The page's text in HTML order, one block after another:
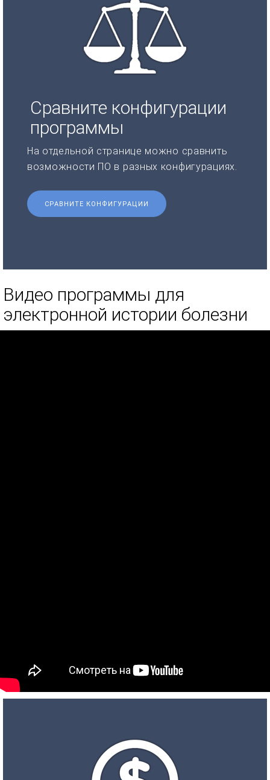
Сравните конфигурации
программы
На отдельной странице можно сравнить
возможности ПО в разных конфигурациях.
СРАВНИТЕ КОНФИГУРАЦИИ
Видео программы для
электронной истории болезни